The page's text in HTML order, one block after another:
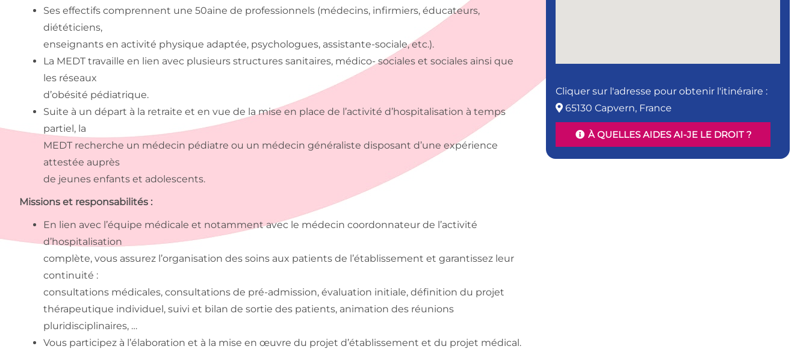
Ses effectifs comprennent une 50aine de professionnels (médecins, infirmiers, éducateurs,
diététiciens,
enseignants en activité physique adaptée, psychologues, assistante-sociale, etc.).
La MEDT travaille en lien avec plusieurs structures sanitaires, médico- sociales et sociales ainsi que
les réseaux
d’obésité pédiatrique.
Suite à un départ à la retraite et en vue de la mise en place de l’activité d’hospitalisation à temps
partiel, la
MEDT recherche un médecin pédiatre ou un médecin généraliste disposant d’une expérience
attestée auprès
de jeunes enfants et adolescents.
Missions et responsabilités :
En lien avec l’équipe médicale et notamment avec le médecin coordonnateur de l’activité
d’hospitalisation
complète, vous assurez l’organisation des soins aux patients de l’établissement et garantissez leur
continuité :
consultations médicales, consultations de pré-admission, évaluation initiale, définition du projet
thérapeutique individuel, suivi et bilan de sortie des patients, animation des réunions
pluridisciplinaires, …
Vous participez à l’élaboration et à la mise en œuvre du projet d’établissement et du projet médical.
Cliquer sur l'adresse pour obtenir l'itinéraire :
65130 Capvern, France
À QUELLES AIDES AI-JE LE DROIT ?